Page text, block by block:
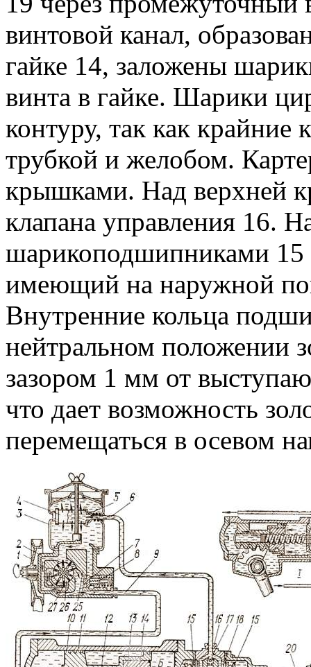
винтовой канал,
гайке 14, заложены
винта в гайке. Шарики
контуру, так как крайние
трубкой и желобом.
крышками. Над верхней
клапана управления 16.
шарикоподшипниками 15
имеющий на наружной
Внутренние кольца
нейтральном положении
зазором 1 мм от
что дает возможность
перемещаться в осевом